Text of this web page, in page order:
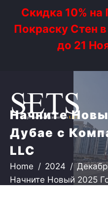
Скидка 10%
Покраску Стен
до 21
Начните
Дубае с
LLC
Home 2024
Начните Новый 2025